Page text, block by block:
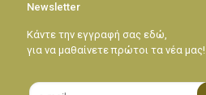
Newsletter
Κάντε την εγγραφή σας εδώ,
για να μαθαίνετε πρώτοι τα νέα μας!